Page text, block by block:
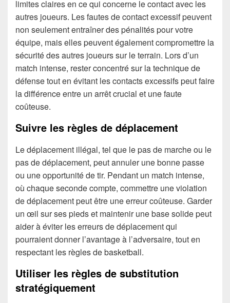
limites claires en ce qui concerne le contact avec les
autres joueurs. Les fautes de contact excessif peuvent
non seulement entraîner des pénalités pour votre
équipe, mais elles peuvent également compromettre la
sécurité des autres joueurs sur le terrain. Lors d’un
match intense, rester concentré sur la technique de
défense tout en évitant les contacts excessifs peut faire
la différence entre un arrêt crucial et une faute
coûteuse.
Suivre les règles de déplacement
Le déplacement illégal, tel que le pas de marche ou le
pas de déplacement, peut annuler une bonne passe
ou une opportunité de tir. Pendant un match intense,
où chaque seconde compte, commettre une violation
de déplacement peut être une erreur coûteuse. Garder
un œil sur ses pieds et maintenir une base solide peut
aider à éviter les erreurs de déplacement qui
pourraient donner l’avantage à l’adversaire, tout en
respectant les règles de basketball.
Utiliser les règles de substitution
stratégiquement